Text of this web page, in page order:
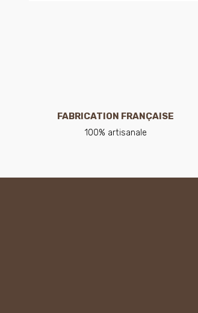
FABRICATION FRANÇAISE
100% artisanale